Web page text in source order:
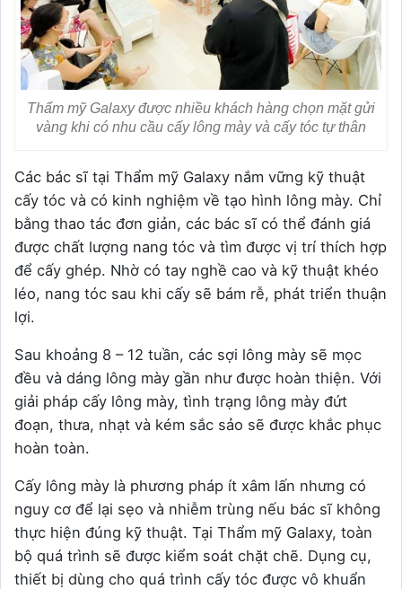
Thẩm mỹ Galaxy được nhiều khách hàng chọn mặt gửi
vàng khi có nhu cầu cấy lông mày và cấy tóc tự thân
Các bác sĩ tại Thẩm mỹ Galaxy nắm vững kỹ thuật
cấy tóc và có kinh nghiệm về tạo hình lông mày. Chỉ
bằng thao tác đơn giản, các bác sĩ có thể đánh giá
được chất lượng nang tóc và tìm được vị trí thích hợp
để cấy ghép. Nhờ có tay nghề cao và kỹ thuật khéo
léo, nang tóc sau khi cấy sẽ bám rễ, phát triển thuận
lợi.
Sau khoảng 8 – 12 tuần, các sợi lông mày sẽ mọc
đều và dáng lông mày gần như được hoàn thiện. Với
giải pháp cấy lông mày, tình trạng lông mày đứt
đoạn, thưa, nhạt và kém sắc sảo sẽ được khắc phục
hoàn toàn.
Cấy lông mày là phương pháp ít xâm lấn nhưng có
nguy cơ để lại sẹo và nhiễm trùng nếu bác sĩ không
thực hiện đúng kỹ thuật. Tại Thẩm mỹ Galaxy, toàn
bộ quá trình sẽ được kiểm soát chặt chẽ. Dụng cụ,
thiết bị dùng cho quá trình cấy tóc được vô khuẩn